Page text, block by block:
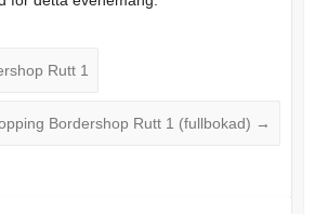
Rutt 1
Bordershop Rutt 1 (fullbokad) →